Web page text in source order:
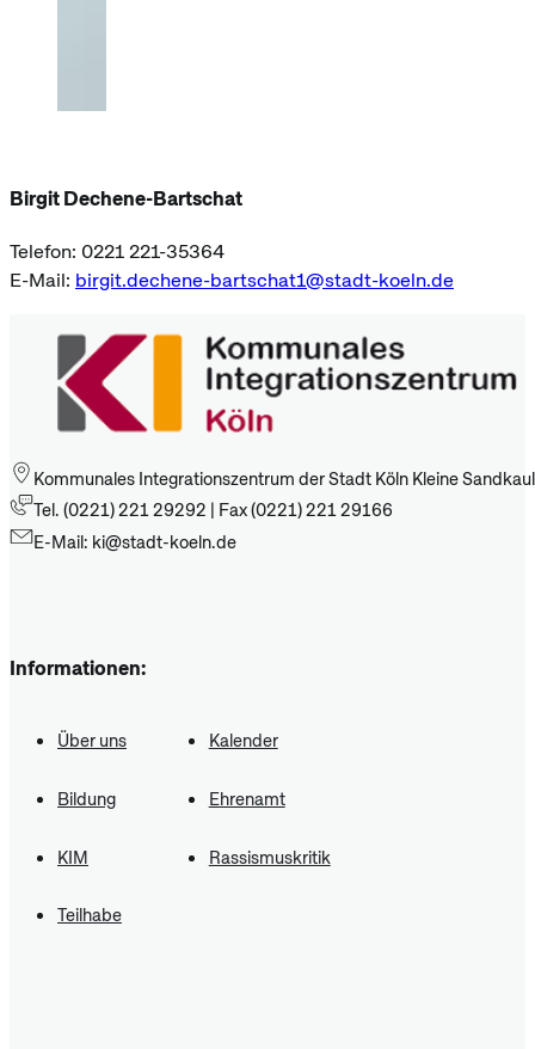
Birgit Dechene-Bartschat
Telefon: 0221 221-35364
E-Mail: birgit.dechene-bartschat1@stadt-koeln.de
Kommunales Integrationszentrum der Stadt Köln Kleine
Tel. (0221) 221 29292 | Fax (0221) 221 29166
E-Mail: ki@stadt-koeln.de
Informationen:
Über uns Kalender
Bildung Ehrenamt
KIM Rassismuskritik
Teilhabe